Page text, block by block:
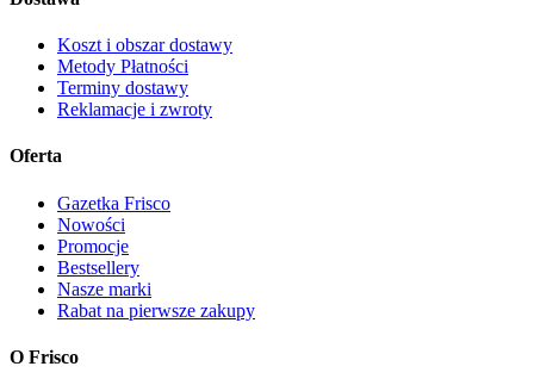
Koszt i obszar dostawy
Metody Płatności
Terminy dostawy
Reklamacje i zwroty
Oferta
Gazetka Frisco
Nowości
Promocje
Bestsellery
Nasze marki
Rabat na pierwsze zakupy
O Frisco